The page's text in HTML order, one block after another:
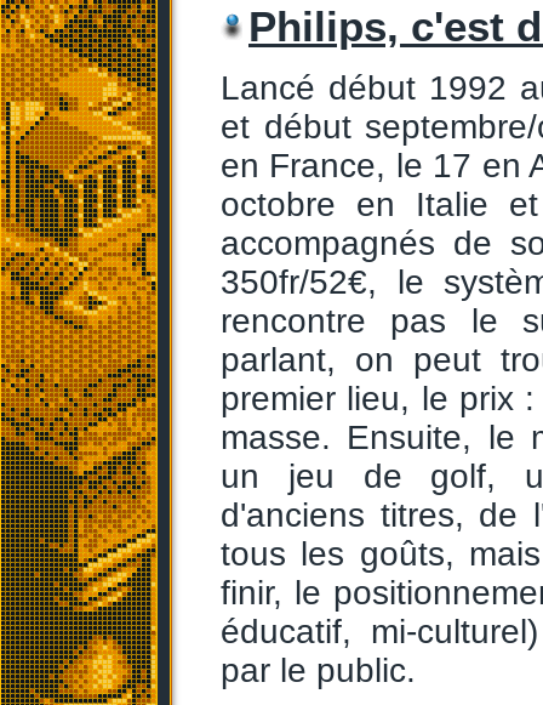
Philips, c'est
Lancé début 1992
et début
en France, le 17 en
octobre en Italie
accompagnés de
350fr/52€, le
rencontre pas le
parlant, on peut
premier lieu, le prix
masse. Ensuite, le
un jeu de golf,
d'anciens titres, de
tous les goûts,
finir, le
éducatif, mi-
par le public.